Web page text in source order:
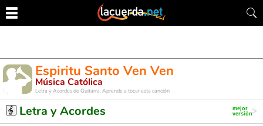
Espiritu Santo Ven Ven
Música Católica
Letra y Acordes de Guitarra. Aprende a tocar esta canción
Letra y Acordes